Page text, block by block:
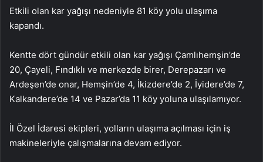
Etkili olan kar yağışı nedeniyle 81 köy yolu ulaşıma
kapandı.
Kentte dört gündür etkili olan kar yağışı Çamlıhemşin’de
20, Çayeli, Fındıklı ve merkezde birer, Derepazarı ve
Ardeşen’de onar, Hemşin’de 4, İkizdere’de 2, İyidere’de 7,
Kalkandere’de 14 ve Pazar’da 11 köy yoluna ulaşılamıyor.
İl Özel İdaresi ekipleri, yolların ulaşıma açılması için iş
makineleriyle çalışmalarına devam ediyor.